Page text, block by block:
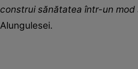
construi sănătatea într-un
Alungulesei.